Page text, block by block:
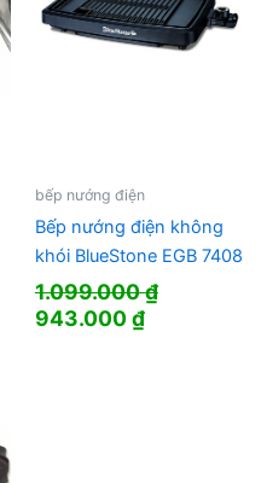
bếp nướng điện
Bếp nướng điện không
khói BlueStone EGB 7408
1.099.000₫
Giá
943.000₫Giá